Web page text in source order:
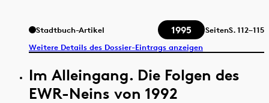
Stadtbuch-Artikel 1995 SeitenS.112–115
Weitere Details des Dossier-Eintrags anzeigen
Im Alleingang. Die Folgen des
EWR-Neins von 1992